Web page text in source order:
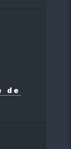
de